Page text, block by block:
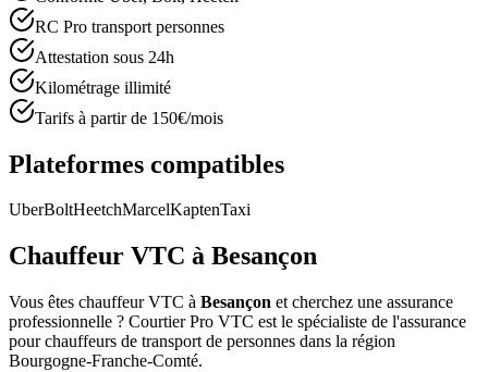
RC Pro transport personnes
Attestation sous 24h
Kilométrage illimité
Tarifs à partir de 150€/mois
Plateformes compatibles
UberBoltHeetchMarcelKaptenTaxi
Chauffeur VTC à Besançon
Vous êtes chauffeur VTC à Besançon et cherchez une assurance
professionnelle ? Courtier Pro VTC est le spécialiste de l'assurance
pour chauffeurs de transport de personnes dans la région
Bourgogne-Franche-Comté.